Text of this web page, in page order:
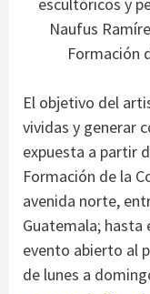
Naufus
Formación
El objetivo del
vividas y generar
expuesta a partir
Formación de la
avenida norte,
Guatemala; hasta
evento abierto al
de lunes a